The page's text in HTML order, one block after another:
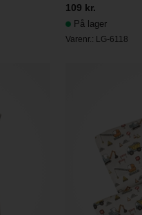
109 kr.
På lager
Varenr.: LG-6118